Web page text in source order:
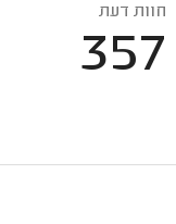
חוות דעת
357